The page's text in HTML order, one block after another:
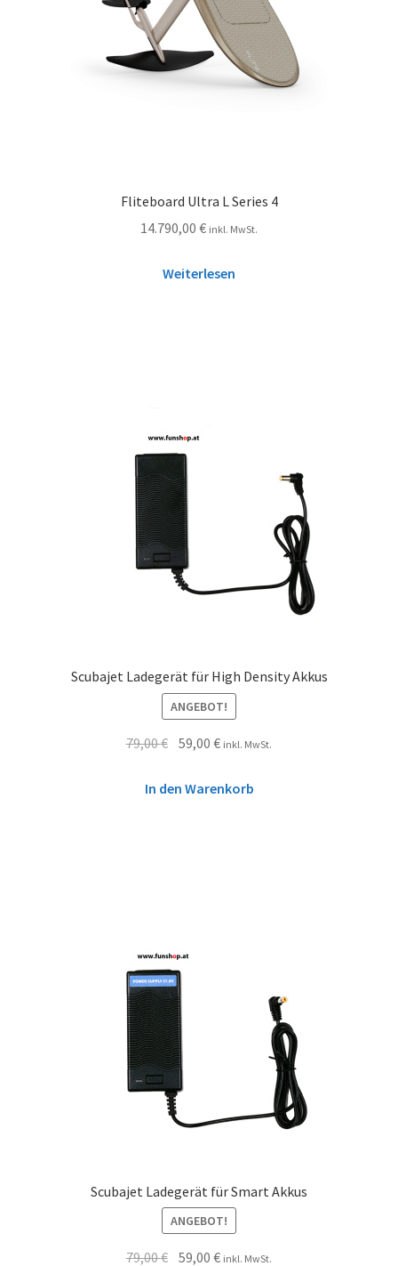
Fliteboard Ultra L Series 4
14.790,00 € inkl. MwSt.
Weiterlesen
Scubajet Ladegerät für High Density Akkus
ANGEBOT!
79,00€ 59,00€ inkl. MwSt.
In den Warenkorb
Scubajet Ladegerät für Smart Akkus
ANGEBOT!
79,00€ 59,00€ inkl. MwSt.